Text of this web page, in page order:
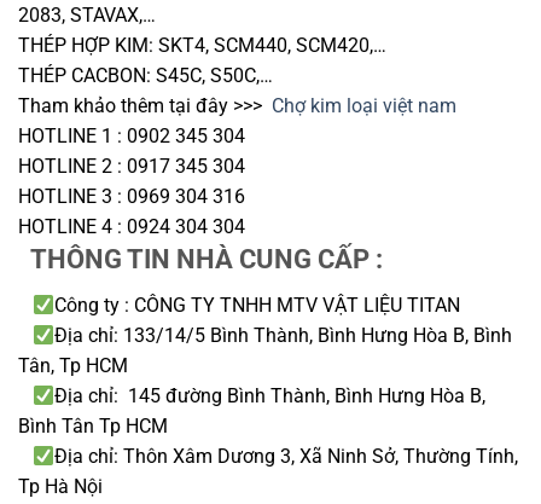
2083, STAVAX,…
THÉP HỢP KIM: SKT4, SCM440, SCM420,…
THÉP CACBON: S45C, S50C,…
Tham khảo thêm tại đây >>> Chợ kim loại việt nam
HOTLINE 1 : 0902 345 304
HOTLINE 2 : 0917 345 304
HOTLINE 3 : 0969 304 316
HOTLINE 4 : 0924 304 304
THÔNG TIN NHÀ CUNG CẤP :
Công ty : CÔNG TY TNHH MTV VẬT LIỆU TITAN
Địa chỉ: 133/14/5 Bình Thành, Bình Hưng Hòa B, Bình
Tân, Tp HCM
Địa chỉ: 145 đường Bình Thành, Bình Hưng Hòa B,
Bình Tân Tp HCM
Địa chỉ: Thôn Xâm Dương 3, Xã Ninh Sở, Thường Tính,
Tp Hà Nội